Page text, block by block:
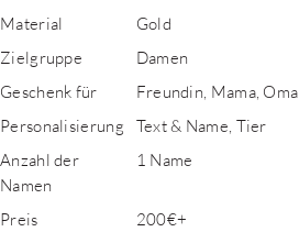
Material
Gold
Zielgruppe
Damen
Geschenk für
Freundin, Mama, Oma
Personalisierung
Text & Name, Tier
Anzahl der
Namen
1 Name
Preis
200€+